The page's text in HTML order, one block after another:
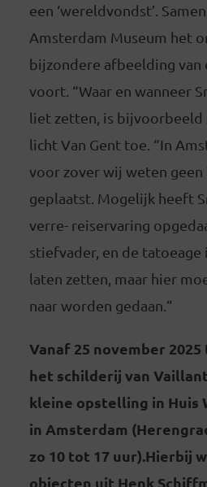
een ‘wereldvondst’.
Amsterdam Museum het
bijzondere afbeelding van
voort. “Waar en wanneer
liet zetten, is bijvoorbeeld
licht Van Gent toe. “In
voor zover wij weten geen
geplaatst. Mogelijk heeft
verre- reiservaring
stiefvader, en de
laten zetten, maar hier
naar worden gedaan.”
Vanaf 25 november
het schilderij van
kleine opstelling in Huis
in Amsterdam
zo 10 tot 17 uur).Hierbij
objecten uit Henk